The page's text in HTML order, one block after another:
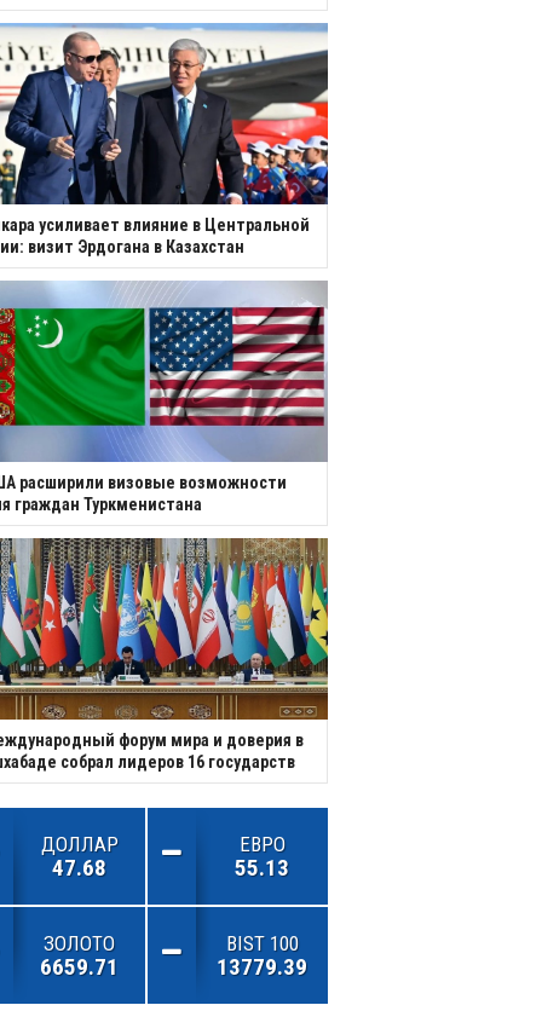
усиливает влияние в Центральной
визит Эрдогана в Казахстан
расширили визовые возможности
граждан Туркменистана
форум мира и доверия в
собрал лидеров 16 государств
ДОЛЛАР
47.68
ЕВРО
55.13
ЗОЛОТО
6659.71
BIST 100
13779.39